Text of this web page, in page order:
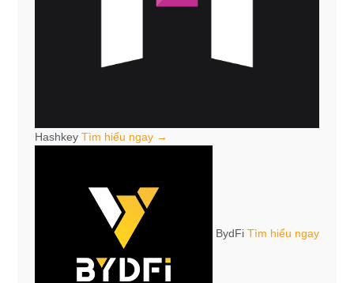
Hashkey Tìm hiểu ngay →
BydFi Tìm hiểu ngay